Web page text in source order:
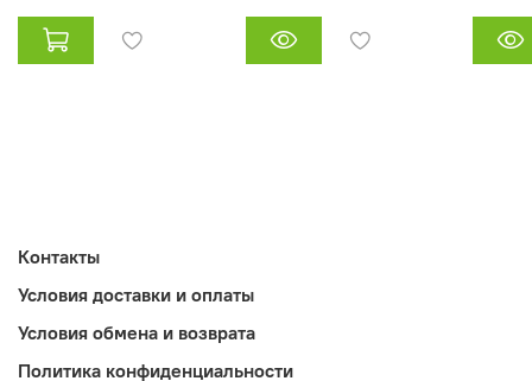
Контакты
Условия доставки и оплаты
Условия обмена и возврата
Политика конфиденциальности